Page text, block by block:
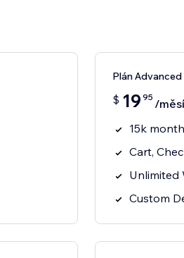
Plán Advanced
$ 19 95 /
15k
Cart,
Unlimited
Custom